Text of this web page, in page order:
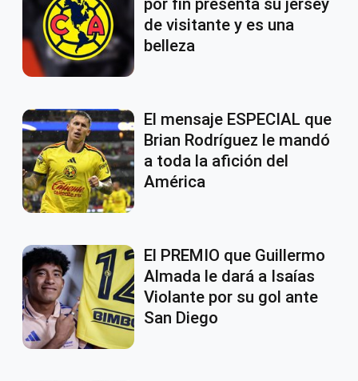
por fin presenta su jersey
de visitante y es una
belleza
El mensaje ESPECIAL que
Brian Rodríguez le mandó
a toda la afición del
América
El PREMIO que Guillermo
Almada le dará a Isaías
Violante por su gol ante
San Diego